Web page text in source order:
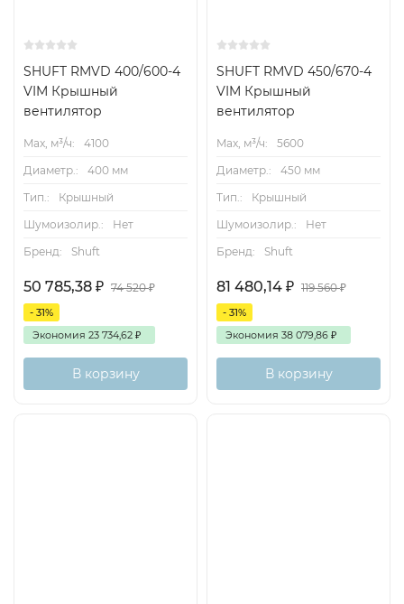
SHUFT RMVD 400/600-4
VIM Крышный
вентилятор
Max, м³/ч:
4100
Диаметр.:
400 мм
Тип.:
Крышный
Шумоизолир.:
Нет
Бренд:
Shuft
50 785,38 ₽ 74 520₽
- 31%
Экономия 23 734,62 ₽
В корзину
SHUFT RMVD 450/670-4
VIM Крышный
вентилятор
Max, м³/ч:
5600
Диаметр.:
450 мм
Тип.:
Крышный
Шумоизолир.:
Нет
Бренд:
Shuft
81 480,14 ₽ 119 560₽
- 31%
Экономия 38 079,86 ₽
В корзину